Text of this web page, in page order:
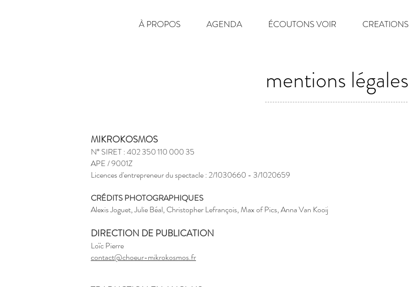
À PROPOS AGENDA ÉCOUTONS VOIR CREATIONS
mentions légales
MIKROKOSMOS
N° SIRET : 402 350 110 000 35
APE / 9001Z
Licences d'entrepreneur du spectacle : 2/1030660 - 3/1020659
CRÉDITS PHOTOGRAPHIQUES
Alexis Joguet, Julie Béal, Christopher Lefrançois, Max of Pics, Anna Van Kooij
DIRECTION DE PUBLICATION
Loïc Pierre
contact@choeur-mikrokosmos.fr